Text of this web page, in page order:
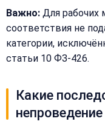
Важно: Для рабочих
соответствия не
категории,
статьи 10 ФЗ-426.
Какие